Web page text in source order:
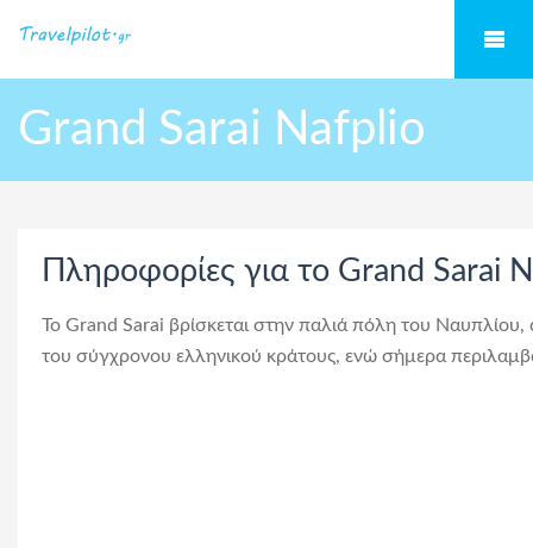
Grand Sarai Nafplio
Πληροφορίες για το Grand Sarai
Το Grand Sarai βρίσκεται στην παλιά πόλη του
του σύγχρονου ελληνικού κράτους, ενώ σήμερα